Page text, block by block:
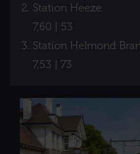
Station Heeze
7,60 | 53
Station Helmond
7,53 | 73